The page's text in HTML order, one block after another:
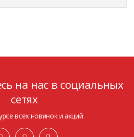
на нас в социальных
сетях
всех новинок и акций